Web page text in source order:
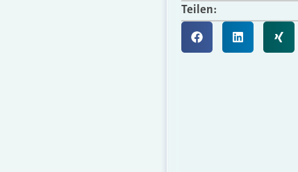
Teilen: